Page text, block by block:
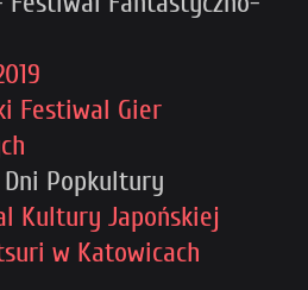
Festiwal Gier
Popkultury
Kultury Japońskiej
w Katowicach